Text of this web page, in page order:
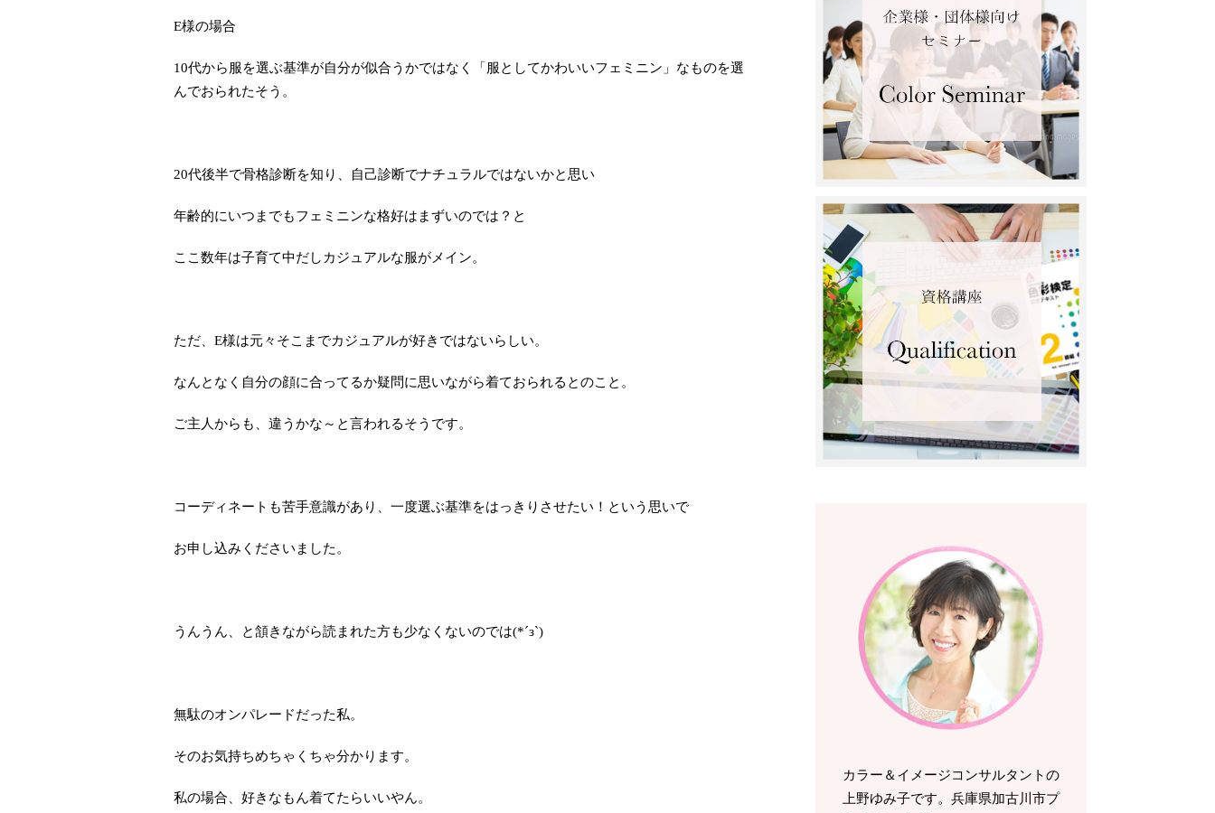
E様の場合
10代から服を選ぶ基準が自分が似合うかではなく「服としてかわいいフェミニン」なものを選
んでおられたそう。
20代後半で骨格診断を知り、自己診断でナチュラルではないかと思い
年齢的にいつまでもフェミニンな格好はまずいのでは？と
ここ数年は子育て中だしカジュアルな服がメイン。
ただ、E様は元々そこまでカジュアルが好きではないらしい。
なんとなく自分の顔に合ってるか疑問に思いながら着ておられるとのこと。
ご主人からも、違うかな～と言われるそうです。
コーディネートも苦手意識があり、一度選ぶ基準をはっきりさせたい！という思いで
お申し込みくださいました。
うんうん、と頷きながら読まれた方も少なくないのでは(*´з`)
無駄のオンパレードだった私。
そのお気持ちめちゃくちゃ分かります。
私の場合、好きなもん着てたらいいやん。
カラー＆イメージコンサルタントの
上野ゆみ子です。兵庫県加古川市プ